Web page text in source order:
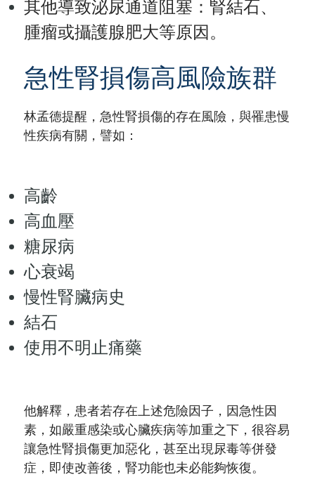
其他導致泌尿通道阻塞：腎結石、
腫瘤或攝護腺肥大等原因。
急性腎損傷高風險族群
林孟德提醒，急性腎損傷的存在風險，與罹患慢
性疾病有關，譬如：
高齡
高血壓
糖尿病
心衰竭
慢性腎臟病史
結石
使用不明止痛藥
他解釋，患者若存在上述危險因子，因急性因
素，如嚴重感染或心臟疾病等加重之下，很容易
讓急性腎損傷更加惡化，甚至出現尿毒等併發
症，即使改善後，腎功能也未必能夠恢復。